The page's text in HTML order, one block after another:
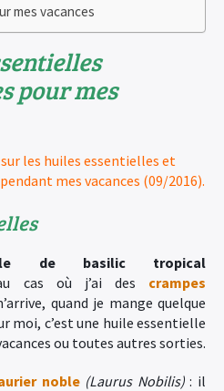
mes vacances
pour mes
les huiles essentielles et
mes vacances (09/2016).
de basilic tropical
cas où j’ai des crampes
quand je mange quelque
moi, c’est une huile essentielle
ou toutes autres sorties.
noble (Laurus Nobilis): il